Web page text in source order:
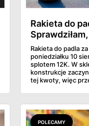
Rakieta do
Rakieta do padla
poniedziałku 10
splotem 12K. W
konstrukcje
tej kwoty, więc
najszybciej
lawinowo, a
dokładnie
faktycznie
POLECAMY